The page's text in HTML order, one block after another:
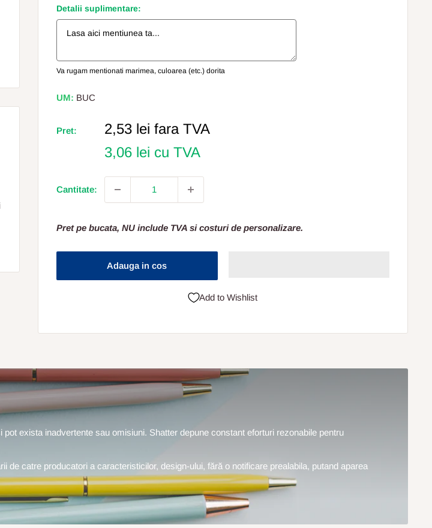
Detalii suplimentare:
Va rugam mentionati marimea, culoarea (etc.) dorita
UM: BUC
Pret:
Pret
Redus
2,53 lei fara TVA
3,06 lei cu TVA
Cantitate:
Pret pe bucata, NU include TVA si costuri de personalizare.
Adauga in cos
Add to Wishlist
exista inadvertente sau omisiuni. Shatter depune constant eforturi rezonabile pentru
catre producatori a caracteristicilor, design-ului, fără o notificare prealabila, putand aparea